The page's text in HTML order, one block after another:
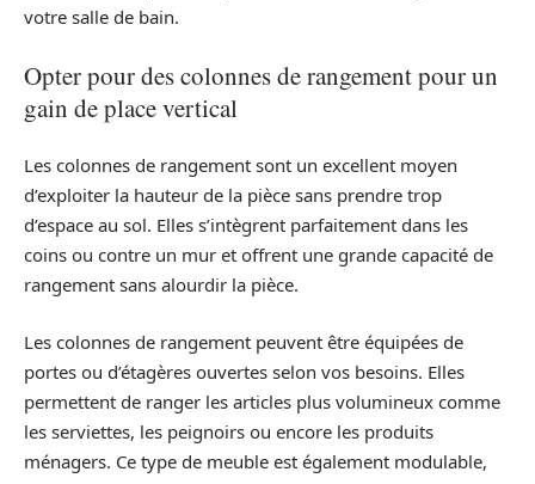
votre salle de bain.
Opter pour des colonnes de rangement pour un
gain de place vertical
Les colonnes de rangement sont un excellent moyen
d’exploiter la hauteur de la pièce sans prendre trop
d’espace au sol. Elles s’intègrent parfaitement dans les
coins ou contre un mur et offrent une grande capacité de
rangement sans alourdir la pièce.
Les colonnes de rangement peuvent être équipées de
portes ou d’étagères ouvertes selon vos besoins. Elles
permettent de ranger les articles plus volumineux comme
les serviettes, les peignoirs ou encore les produits
ménagers. Ce type de meuble est également modulable,